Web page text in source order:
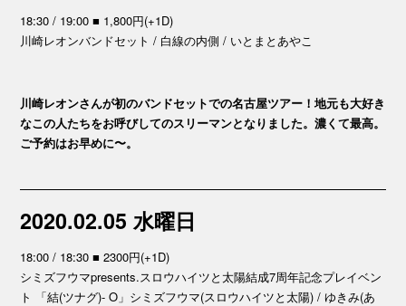
18:30 / 19:00 ■ 1,800円(+1D)
川崎レオンバンドセット / 白線の内側 / いとまとあやこ
川崎レオンさんが初のバンドセットでの名古屋ツアー！地元も大好き
なこの人たちをお呼びしてのスリーマンとなりました。濃くて最高。
ご予約はお早めに〜。
2020.02.05 水曜日
18:00 / 18:30 ■ 2300円(+1D)
シミズフウマpresents.スロウハイツと太陽結成7周年記念プレイベン
ト 「結(ツナグ)- O」シミズフウマ(スロウハイツと太陽) / ゆきみ(あ